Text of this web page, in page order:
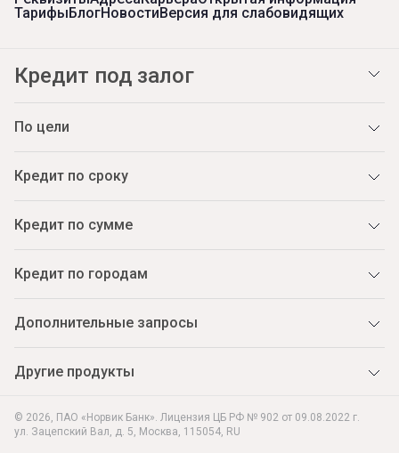
© 2026, ПАО «Норвик Банк». Лицензия ЦБ РФ № 902 от 09.08.2022 г.
ул. Зацепский Вал, д. 5, Москва, 115054, RU
ТарифыБлогНовостиВерсия для слабовидящих
Кредит под залог
По цели
Кредит по сроку
Кредит по сумме
Кредит по городам
Дополнительные запросы
Другие продукты